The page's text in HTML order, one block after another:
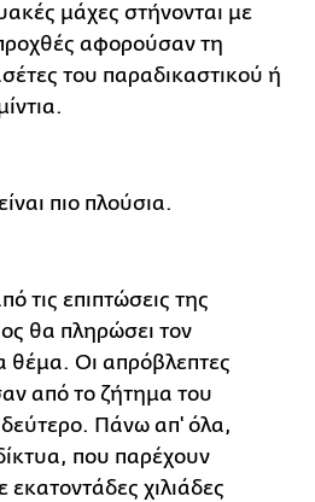
μάχες στήνονται με
αφορούσαν τη
του παραδικαστικού ή
πιο πλούσια.
τις επιπτώσεις της
θα πληρώσει τον
θέμα. Οι απρόβλεπτες
από το ζήτημα του
δεύτερο. Πάνω απ' όλα,
που παρέχουν
χιλιάδες